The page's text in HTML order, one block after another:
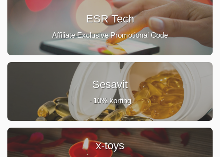
x-toys
Sesavit
- 10% korting
ESR Tech
Affiliate Exclusive Promotional Code